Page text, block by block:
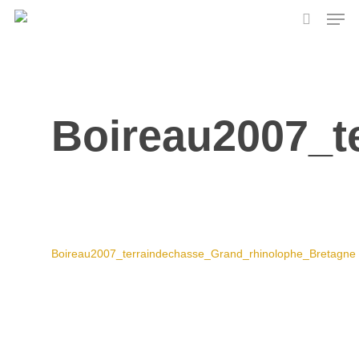
Skip
Boireau2007_terraindechasse_Grand_rhinolophe_Bretagne